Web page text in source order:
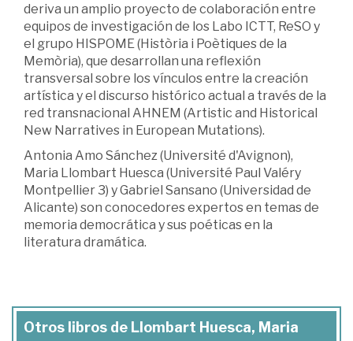
deriva un amplio proyecto de colaboración entre
equipos de investigación de los Labo ICTT, ReSO y
el grupo HISPOME (Història i Poètiques de la
Memòria), que desarrollan una reflexión
transversal sobre los vínculos entre la creación
artística y el discurso histórico actual a través de la
red transnacional AHNEM (Artistic and Historical
New Narratives in European Mutations).
Antonia Amo Sánchez (Université d'Avignon),
Maria Llombart Huesca (Université Paul Valéry
Montpellier 3) y Gabriel Sansano (Universidad de
Alicante) son conocedores expertos en temas de
memoria democrática y sus poéticas en la
literatura dramática.
Otros libros de Llombart Huesca, Maria